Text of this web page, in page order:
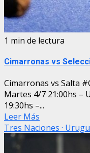
1 min de lectura
Cimarronas vs
Cimarronas vs Salta
Martes 4/7 21:00hs –
19:30hs –...
Leer Más
Tres Naciones ·